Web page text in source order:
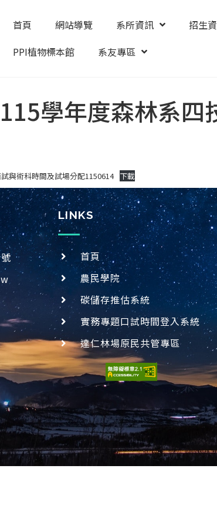
首頁
網站導覽 系所資訊 招生
PPI植物標本館
系友專區
115學年度森林系
與術科時間及試場分配1150614 下載
LINKS
首頁
農民學院
碳儲存推估系統
實務專題口試時間登入系統
達仁林場原民共管專區